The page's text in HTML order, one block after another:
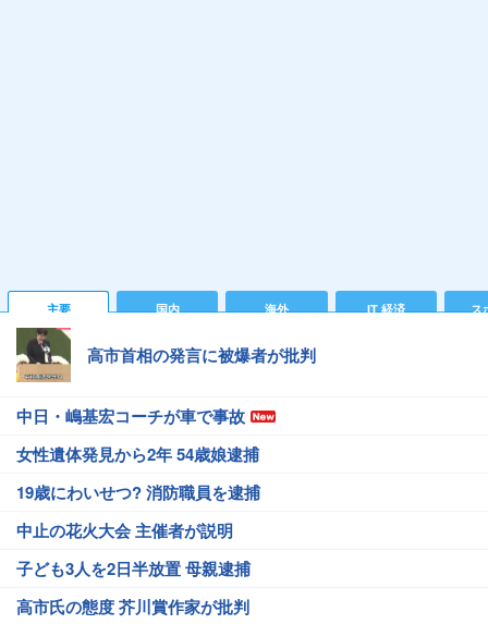
主要 国内 海外 IT 経済 ス
高市首相の発言に被爆者が批判
中日・嶋基宏コーチが車で事故
女性遺体発見から2年 54歳娘逮捕
19歳にわいせつ? 消防職員を逮捕
中止の花火大会 主催者が説明
子ども3人を2日半放置 母親逮捕
高市氏の態度 芥川賞作家が批判